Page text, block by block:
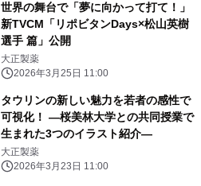
世界の舞台で「夢に向かって打て！」
新TVCM「リポビタンDays×松山英樹
選手 篇」公開
大正製薬
2026年3月25日 11:00
タウリンの新しい魅力を若者の感性で
可視化！ ―桜美林大学との共同授業で
生まれた3つのイラスト紹介―
大正製薬
2026年3月23日 11:00